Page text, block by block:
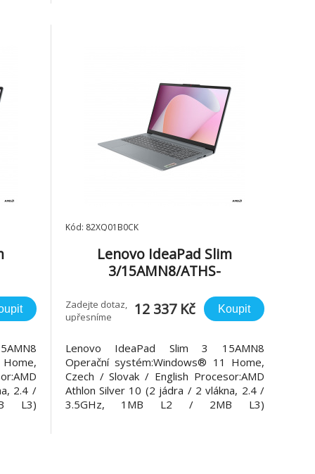
2.4 /
L3)
Kód: 82XQ01B0CK
Lenovo IdeaPad Slim
3/15AMN8/ATHS-
D int/W11H/Gray/2R
Zadejte dotaz,
upřesníme
12 337 Kč Koupit
Lenovo IdeaPad Slim 3 15AMN8
Operační systém:Windows® 11 Home,
Czech / Slovak / English Procesor:AMD
Athlon Silver 10 (2 jádra / 2 vlákna, 2.4 /
3.5GHz, 1MB L2 / 2MB L3)